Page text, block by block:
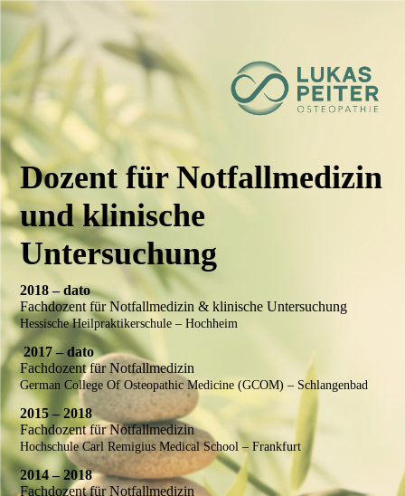
Dozent für Notfallmedizin
und klinische
Untersuchung
2018 – dato
Fachdozent für Notfallmedizin & klinische Untersuchung
Hessische Heilpraktikerschule – Hochheim
2017 – dato
Fachdozent für Notfallmedizin
German College Of Osteopathic Medicine (GCOM) – Schlangenbad
2015 – 2018
Fachdozent für Notfallmedizin
Hochschule Carl Remigius Medical School – Frankfurt
2014 – 2018
Fachdozent für Notfallmedizin